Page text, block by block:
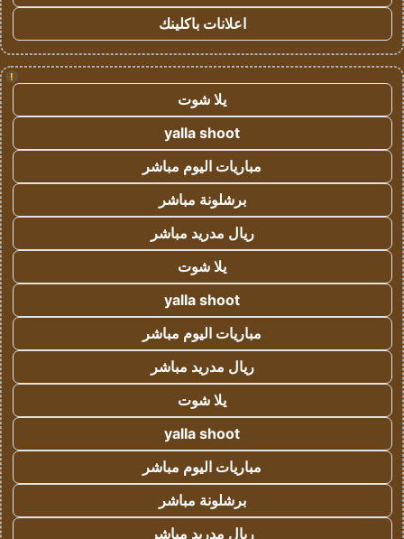
اعلانات باكلينك
!
يلا شوت
yalla shoot
مباريات اليوم مباشر
برشلونة مباشر
ريال مدريد مباشر
يلا شوت
yalla shoot
مباريات اليوم مباشر
ريال مدريد مباشر
يلا شوت
yalla shoot
مباريات اليوم مباشر
برشلونة مباشر
ريال مدريد مباشر